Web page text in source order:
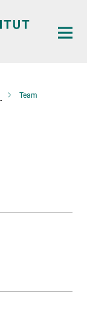
Team